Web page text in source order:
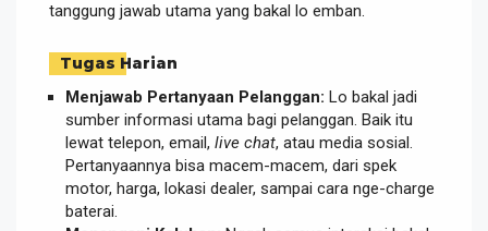
tanggung jawab utama yang bakal lo emban.
Tugas Harian
Menjawab Pertanyaan Pelanggan: Lo bakal jadi
sumber informasi utama bagi pelanggan. Baik itu
lewat telepon, email, live chat, atau media sosial.
Pertanyaannya bisa macem-macem, dari spek
motor, harga, lokasi dealer, sampai cara nge-charge
baterai.